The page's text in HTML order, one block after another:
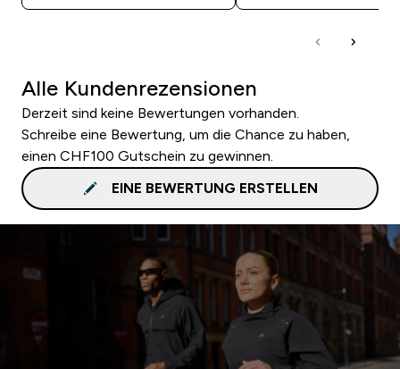
Alle Kundenrezensionen
Derzeit sind keine Bewertungen vorhanden.
Schreibe eine Bewertung, um die Chance zu haben,
einen CHF100 Gutschein zu gewinnen.
EINE BEWERTUNG ERSTELLEN